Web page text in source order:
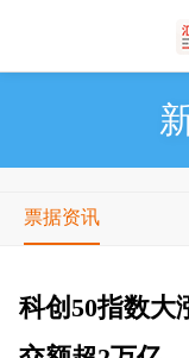
票据资讯
科创50指数大